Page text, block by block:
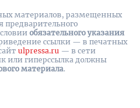
материалов, размещенных
предварительного
обязательного указания
ссылки — в печатных
ulpressa.ru — в сети
или гиперссылка должны
материала.